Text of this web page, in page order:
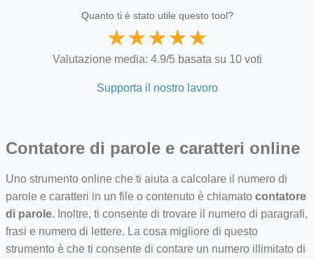
feed-calculator
co-work?lat=37.49813&lng=127.0284&zoom=16
Quanto ti è stato utile questo tool?
★★★★★
Valutazione media: 4.9/5 basata su 10 voti
Supporta il nostro lavoro
Contatore di parole e caratteri online
Uno strumento online che ti aiuta a calcolare il numero di
parole e caratteri in un file o contenuto è chiamato contatore
di parole. Inoltre, ti consente di trovare il numero di paragrafi,
frasi e numero di lettere. La cosa migliore di questo
strumento è che ti consente di contare un numero illimitato di